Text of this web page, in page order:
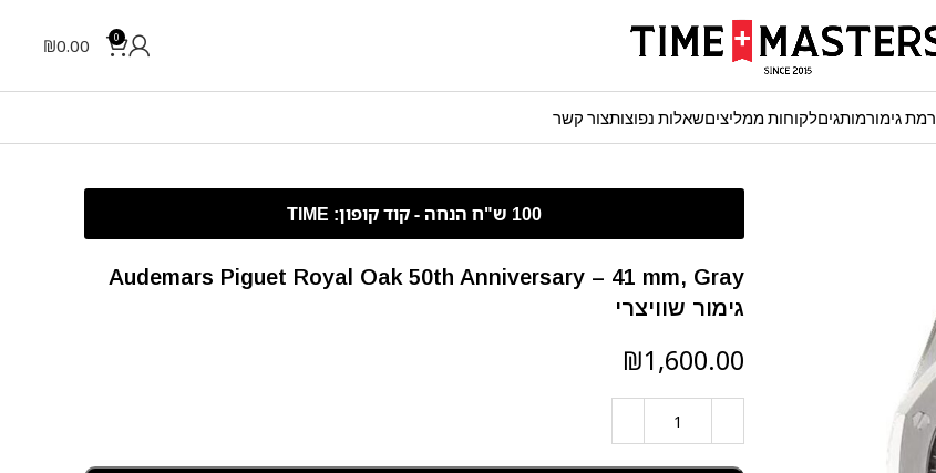
0
₪0.00
רמת גימורמותגיםלקוחות ממליציםשאלות נפוצותצור קשר
Audemars Piguet Royal Oak 50th Anniversary – 41 mm, Gray
גימור שוויצרי
₪